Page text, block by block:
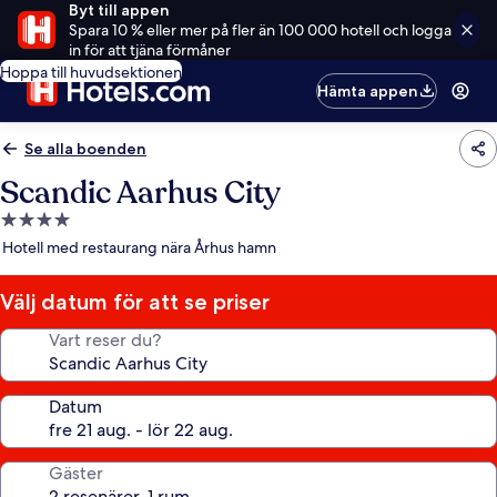
Byt till appen
Spara 10 % eller mer på fler än 100 000 hotell och logga
in för att tjäna förmåner
Hoppa till huvudsektionen
Hämta appen
Se alla boenden
Scandic Aarhus City
4.0-
stjärnigt
Hotell med restaurang nära Århus hamn
Välj datum för att se priser
Vart reser du?
Datum
Gäster